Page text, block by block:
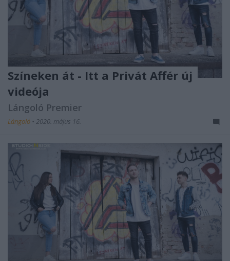
Színeken át - Itt a Privát Affér új
videója
Lángoló Premier
Lángoló • 2020. május 16.